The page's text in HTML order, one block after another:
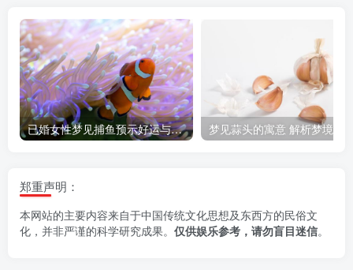
已婚女性梦见捕鱼预示好运与家庭幸福
郑重声明：
本网站的主要内容来自于中国传统文化思想及东西方的民俗文
化，并非严谨的科学研究成果。 仅供娱乐参考，请勿盲目迷信。